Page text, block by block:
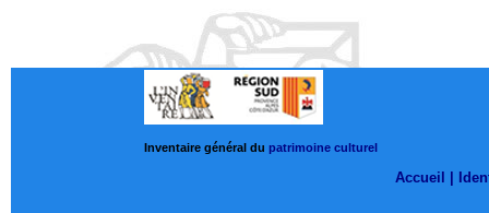
Inventaire général du patrimoine culturel
Accueil |